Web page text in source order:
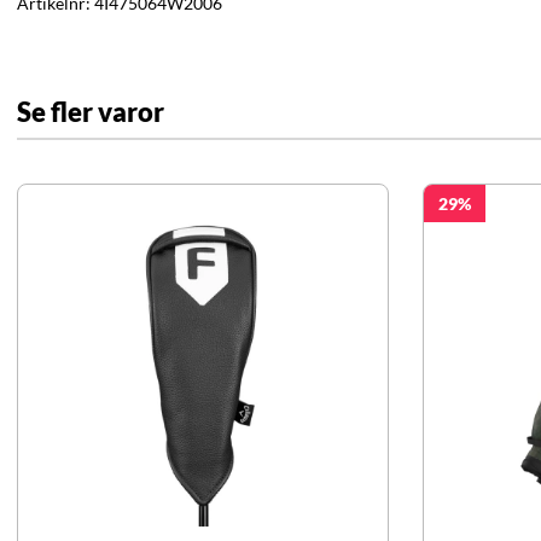
Se fler varor
29